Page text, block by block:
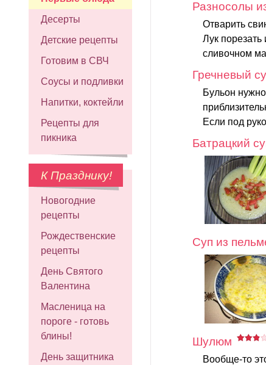
Десерты
Детские рецепты
Готовим в СВЧ
Соусы и подливки
Напитки, коктейли
Рецепты для
пикника
К Празднику!
Новогодние
рецепты
Рождественские
рецепты
День Святого
Валентина
Масленица на
пороге - готовь
блины!
День защитника
Разносолы
Отварить
Лук порезать
сливочном
Гречневый
Бульон
Если под
Батрацкий
Суп из
Шулюм
Вообще-то